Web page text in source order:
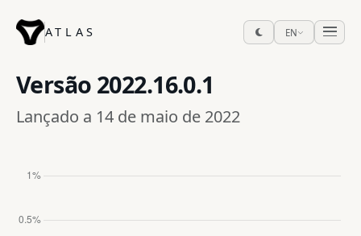
ATLAS EN
Versão 2022.16.0.1
Lançado a 14 de maio de 2022